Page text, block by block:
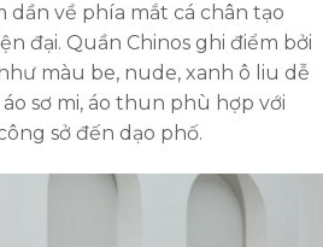
dần về phía mắt cá chân tạo
đại. Quần Chinos ghi điểm bởi
màu be, nude, xanh ô liu dễ
sơ mi, áo thun phù hợp với
sở đến dạo phố.